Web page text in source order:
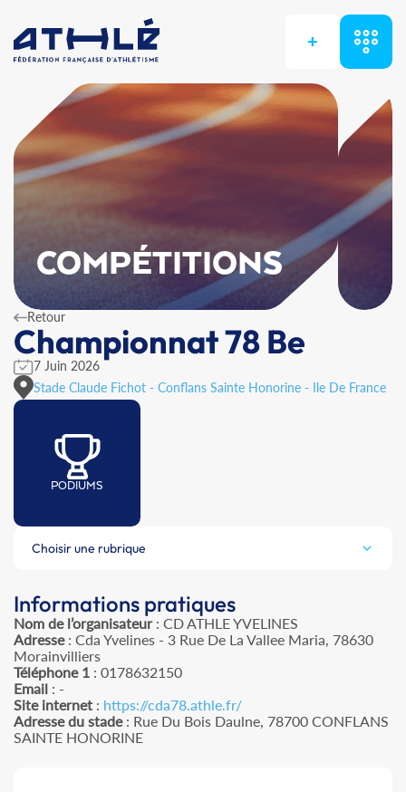
+
COMPÉTITIONS
Retour
Championnat 78 Be
7 Juin 2026
Stade Claude Fichot - Conflans Sainte Honorine - Ile De France
PODIUMS
Choisir une rubrique
Informations pratiques
Nom de l’organisateur: CD ATHLE YVELINES
Adresse: Cda Yvelines - 3 Rue De La Vallee Maria, 78630
Morainvilliers
Téléphone 1 : 0178632150
Email : -
Site internet : https://cda78.athle.fr/
Adresse du stade: Rue Du Bois Daulne, 78700 CONFLANS
SAINTE HONORINE